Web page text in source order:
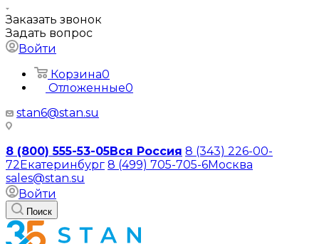
Заказать звонок
Задать вопрос
Войти
Корзина0
Отложенные0
stan6@stan.su
8 (800) 555-53-05Вся Россия 8 (343) 226-00-
72Екатеринбург 8 (499) 705-705-6Москва
sales@stan.su
Войти
Поиск